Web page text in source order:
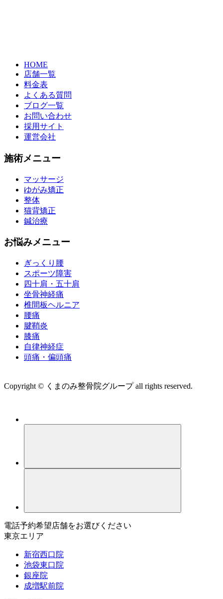
HOME
店舗一覧
料金表
よくある質問
ブログ一覧
お問い合わせ
採用サイト
運営会社
施術メニュー
マッサージ
ゆがみ矯正
整体
猫背矯正
鍼治療
お悩みメニュー
ぎっくり腰
スポーツ障害
四十肩・五十肩
坐骨神経痛
椎間板ヘルニア
腰痛
腱鞘炎
膝痛
自律神経症
頭痛・偏頭痛
Copyright © くまのみ整骨院グループ all rights reserved.
電話予約希望店舗をお選びください
東京エリア
新宿西口院
池袋東口院
銀座院
成増駅前院